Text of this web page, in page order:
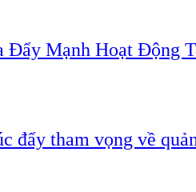
Đẩy Mạnh Hoạt Động
đẩy tham vọng về